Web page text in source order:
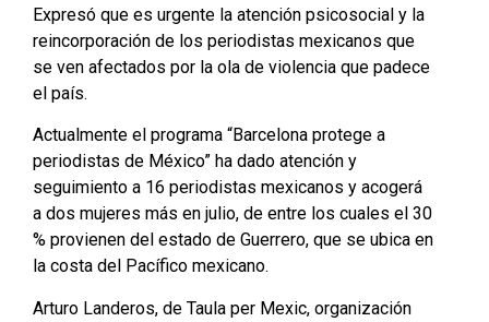
Expresó que es urgente la atención psicosocial y la
reincorporación de los periodistas mexicanos que
se ven afectados por la ola de violencia que padece
el país.
Actualmente el programa “Barcelona protege a
periodistas de México” ha dado atención y
seguimiento a 16 periodistas mexicanos y acogerá
a dos mujeres más en julio, de entre los cuales el 30
% provienen del estado de Guerrero, que se ubica en
la costa del Pacífico mexicano.
Arturo Landeros, de Taula per Mexic, organización